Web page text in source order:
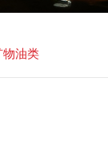
物油类